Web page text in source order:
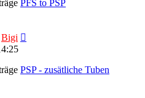
PFS to PSP
Bigi
PSP - zusätliche Tuben